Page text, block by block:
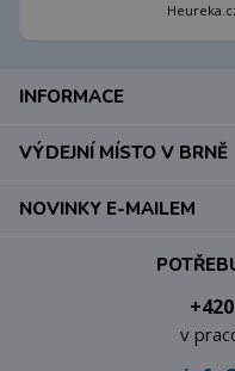
INFORMACE
VÝDEJNÍ MÍSTO V BRNĚ
v
NOVINKY E-MAILEM